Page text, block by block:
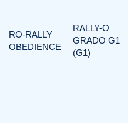
RO-RALLY
OBEDIENCE
RALLY-O
GRADO G1
(G1)